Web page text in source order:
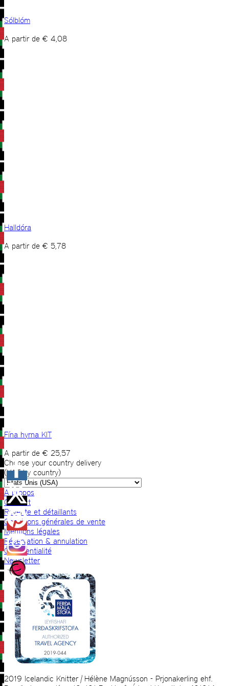
Sólblóm
A partir de € 4,08
Halldóra
A partir de € 5,78
Fína hyrna KIT
A partir de € 25,57
Choose your country delivery
(VAT by country)
A propos
Contact
Revente et détaillants
Conditions générales de vente
Mentions légales
Réservation & annulation
Confidentialité
Newsletter
2019 Icelandic Knitter | Hélène Magnússon - Prjonakerling ehf.